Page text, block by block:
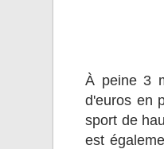
À peine 3
d'euros en
sport de
est